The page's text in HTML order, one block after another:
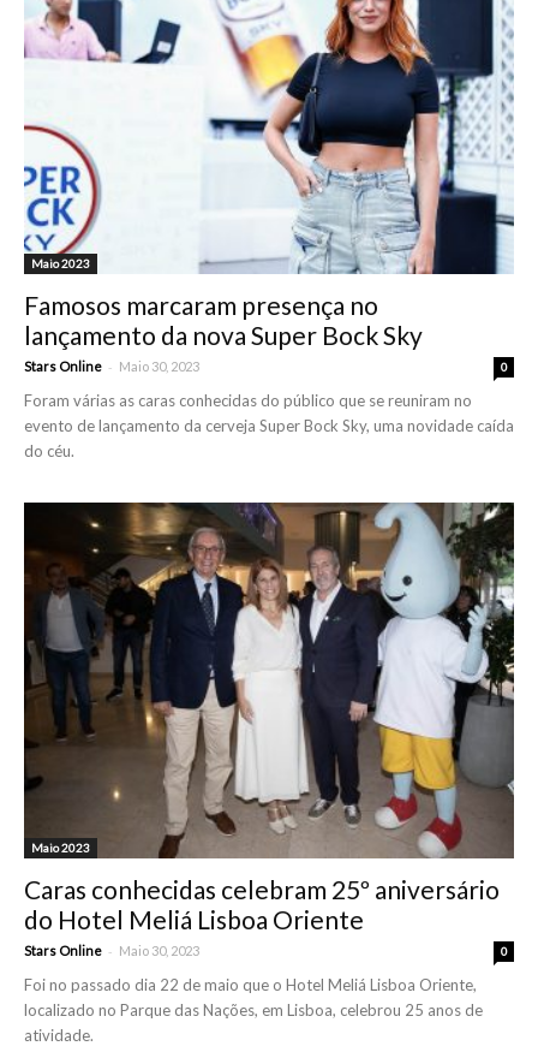
Maio 2023
Famosos marcaram presença no
lançamento da nova Super Bock Sky
Stars Online - Maio 30, 2023 0
Foram várias as caras conhecidas do público que se reuniram no
evento de lançamento da cerveja Super Bock Sky, uma novidade caída
do céu.
Maio 2023
Caras conhecidas celebram 25º aniversário
do Hotel Meliá Lisboa Oriente
Stars Online - Maio 30, 2023 0
Foi no passado dia 22 de maio que o Hotel Meliá Lisboa Oriente,
localizado no Parque das Nações, em Lisboa, celebrou 25 anos de
atividade.